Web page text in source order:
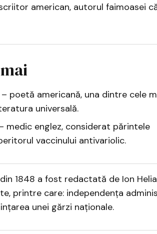
american, autorul faimoasei
poetă americană, una dintre cele
universală.
medic englez, considerat părintele
vaccinului antivariolic.
1848 a fost redactată de Ion
printre care: independența
unei gărzi naționale.